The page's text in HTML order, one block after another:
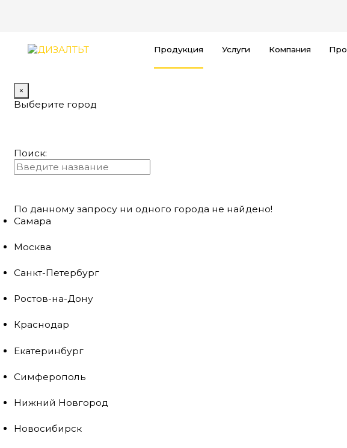
Продукция Услуги Компания
×
Выберите город
Поиск:
По данному запросу ни одного города не найдено!
Самара
Москва
Санкт-Петербург
Ростов-на-Дону
Краснодар
Екатеринбург
Симферополь
Нижний Новгород
Новосибирск